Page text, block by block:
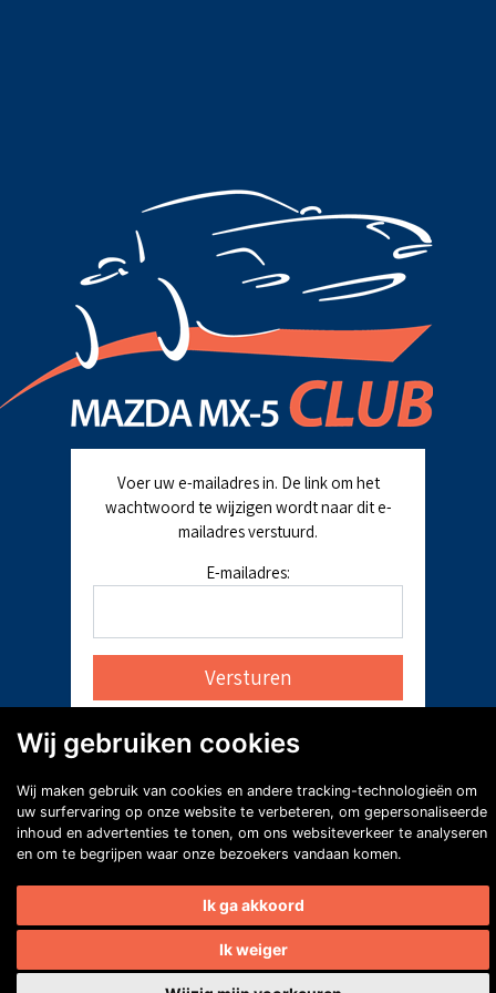
Voer uw e-mailadres in. De link om het
wachtwoord te wijzigen wordt naar dit e-
mailadres verstuurd.
E-mailadres:
Wij gebruiken cookies
Wij maken gebruik van cookies en andere tracking-technologieën om
uw surfervaring op onze website te verbeteren, om gepersonaliseerde
inhoud en advertenties te tonen, om ons websiteverkeer te analyseren
en om te begrijpen waar onze bezoekers vandaan komen.
Ik ga akkoord
Ik weiger